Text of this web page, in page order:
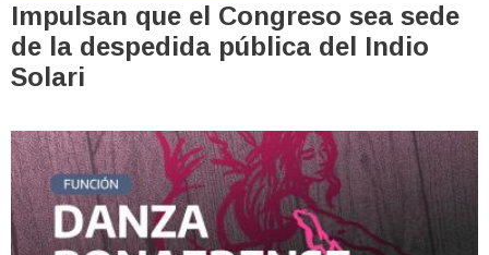
Impulsan que el Congreso sea sede
de la despedida pública del Indio
Solari